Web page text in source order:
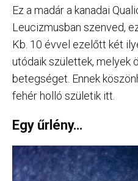
Ez a madár a kanadai
Leucizmusban szenved,
Kb. 10 évvel ezelőtt két
utódaik születtek, melyek
betegséget. Ennek
fehér holló születik itt.
Egy űrlény…